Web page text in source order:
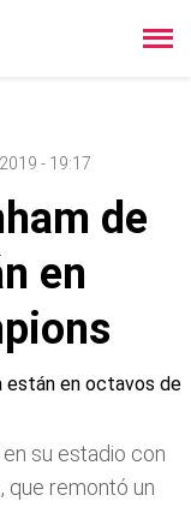
- 19:17
de
en
su estadio con
que remontó un